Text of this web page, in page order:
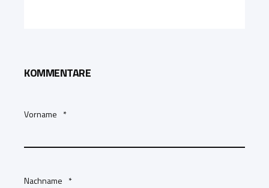
KOMMENTARE
Vorname *
Nachname *